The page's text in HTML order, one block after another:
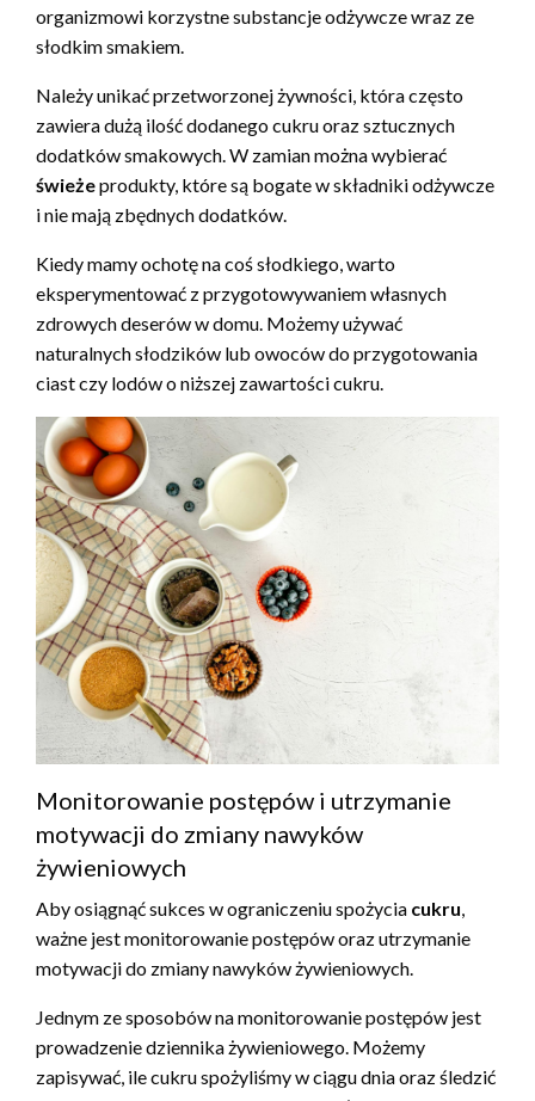
organizmowi korzystne substancje odżywcze wraz ze
słodkim smakiem.
Należy unikać przetworzonej żywności, która często
zawiera dużą ilość dodanego cukru oraz sztucznych
dodatków smakowych. W zamian można wybierać
świeżeprodukty, które są bogate w składniki odżywcze
i nie mają zbędnych dodatków.
Kiedy mamy ochotę na coś słodkiego, warto
eksperymentować z przygotowywaniem własnych
zdrowych deserów w domu. Możemy używać
naturalnych słodzików lub owoców do przygotowania
ciast czy lodów o niższej zawartości cukru.
Monitorowanie postępów i utrzymanie
motywacji do zmiany nawyków
żywieniowych
Aby osiągnąć sukces w ograniczeniu spożycia cukru,
ważne jest monitorowanie postępów oraz utrzymanie
motywacji do zmiany nawyków żywieniowych.
Jednym ze sposobów na monitorowanie postępów jest
prowadzenie dziennika żywieniowego. Możemy
zapisywać, ile cukru spożyliśmy w ciągu dnia oraz śledzić